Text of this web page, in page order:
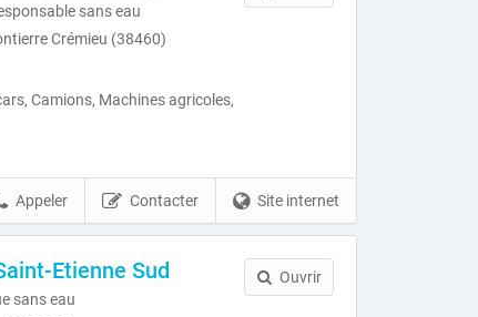
sans eau
Crémieu (38460)
Camions, Machines agricoles,
Site internet
Contacter
Appeler
Etienne Sud
sans eau
Ouvrir